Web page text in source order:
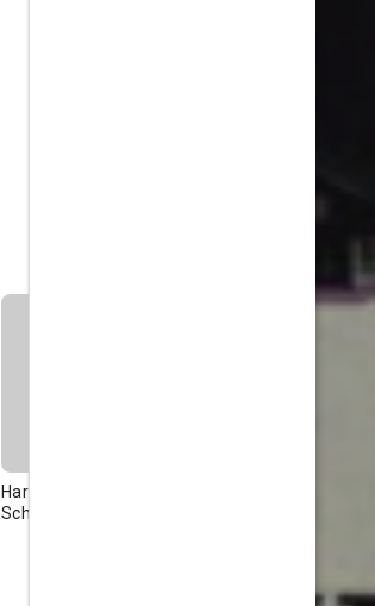
Harald
Schwenzen